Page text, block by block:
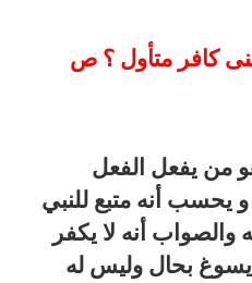
ما معنى كافر متأول ؟ ص
من يفعل الفعل
يحسب أنه متبع للنبي
أنه لا يكفر
يسوغ بحال وليس له